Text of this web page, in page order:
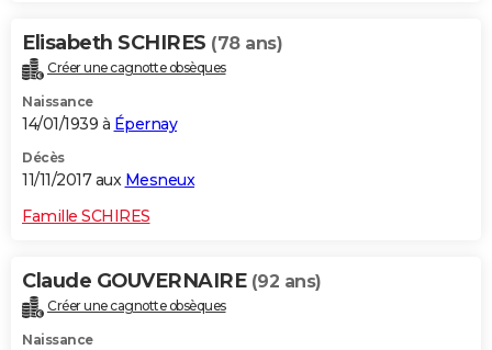
Elisabeth SCHIRES (78 ans)
Créer une cagnotte obsèques
Naissance
14/01/1939 à Épernay
Décès
11/11/2017 aux Mesneux
Famille SCHIRES
Claude GOUVERNAIRE (92 ans)
Créer une cagnotte obsèques
Naissance